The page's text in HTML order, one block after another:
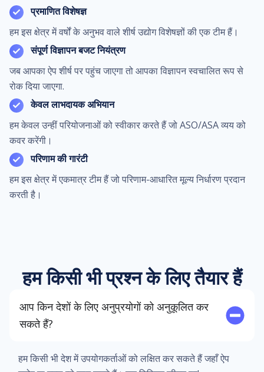
प्रमाणित विशेषज्ञ
हम इस क्षेत्र में वर्षों के अनुभव वाले शीर्ष उद्योग विशेषज्ञों की एक टीम हैं।
संपूर्ण विज्ञापन बजट नियंत्रण
जब आपका ऐप शीर्ष पर पहुंच जाएगा तो आपका विज्ञापन स्वचालित रूप से
रोक दिया जाएगा.
केवल लाभदायक अभियान
हम केवल उन्हीं परियोजनाओं को स्वीकार करते हैं जो ASO/ASA व्यय को
कवर करेंगी।
परिणाम की गारंटी
हम इस क्षेत्र में एकमात्र टीम हैं जो परिणाम-आधारित मूल्य निर्धारण प्रदान
करती है।
हम किसी भी प्रश्न के लिए तैयार हैं
आप किन देशों के लिए अनुप्रयोगों को अनुकूलित कर
सकते हैं?
हम किसी भी देश में उपयोगकर्ताओं को लक्षित कर सकते हैं जहाँ ऐप